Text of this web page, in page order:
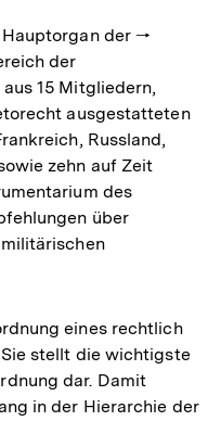
der 🠒
der
15 Mitgliedern,
ausgestatteten
Russland,
zehn auf Zeit
des
über
eines rechtlich
stellt die wichtigste
dar. Damit
in der Hierarchie der